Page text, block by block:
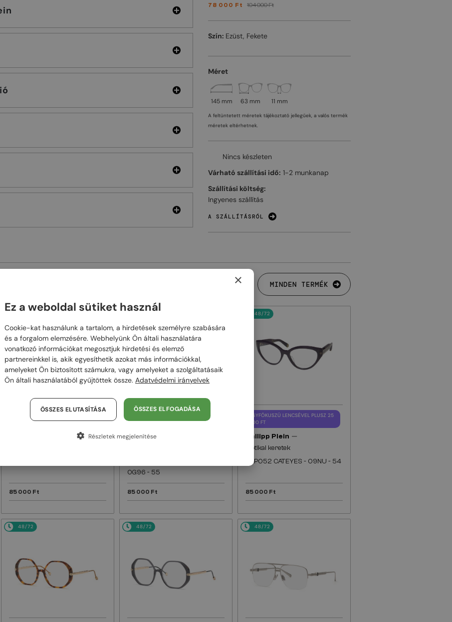
78 000 Ft 104 000 Ft
Szín: Ezüst, Fekete
Méret
145 mm 63 mm 11 mm
A feltüntetett méretek tájékoztató jellegűek, a valós termék
méretek eltérhetnek.
Nincs készleten
Várható szállítási idő: 1-2 munkanap
Szállítási költség:
Ingyenes szállítás
A SZÁLLÍTÁSRÓL
MINDEN TERMÉK
48/72
EGYFÓKUSZÚ LENCSÉVEL PLUSZ 25
85 000 Ft
48/72
EGYFÓKUSZÚ LENCSÉVEL PLUSZ 25
000 FT
Philipp Plein
0G96 - 55
85 000 Ft
48/72
EGYFÓKUSZÚ LENCSÉVEL PLUSZ 25
000 FT
Philipp Plein —
Optikai keretek
VPP052 CATEYES - 09NU - 54
85 000 Ft
48/72 48/72 48/72
×
Ez a weboldal sütiket használ
Cookie-kat használunk a tartalom, a hirdetések személyre szabására
és a forgalom elemzésére. Webhelyünk Ön általi használatára
vonatkozó információkat megosztjuk hirdetési és elemző
partnereinkkel is, akik egyesíthetik azokat más információkkal,
amelyeket Ön biztosított számukra, vagy amelyeket a szolgáltatásaik
Ön általi használatából gyűjtöttek össze. Adatvédelmi irányelvek
ÖSSZES ELFOGADÁSA
ÖSSZES ELUTASÍTÁSA
Részletek megjelenítése